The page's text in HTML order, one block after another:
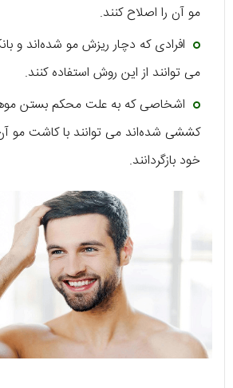
مو آن را اصلاح کنند.
افرادی که دچار ریزش مو شده‌اند و
می توانند از این روش استفاده کنند.
اشخاصی که به علت محکم بستن
کششی شده‌اند می توانند با کاشت مو
خود بازگردانند.